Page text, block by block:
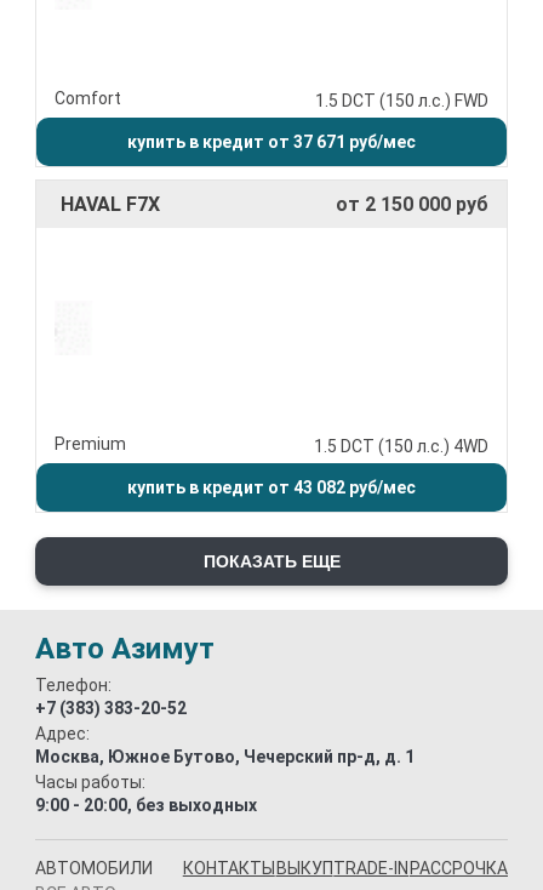
Comfort 1.5 DCT (150 л.с.) FWD
купить в кредит от 37 671 руб/мес
HAVAL F7X от 2 150 000 руб
Premium 1.5 DCT (150 л.с.) 4WD
купить в кредит от 43 082 руб/мес
ПОКАЗАТЬ ЕЩЕ
Авто Азимут
Телефон:
+7 (383) 383-20-52
Адрес:
Москва, Южное Бутово, Чечерский пр-д, д. 1
Часы работы:
9:00 - 20:00, без выходных
АВТОМОБИЛИ
КОНТАКТЫ ВЫКУПTRADE-IN РАССРОЧКА